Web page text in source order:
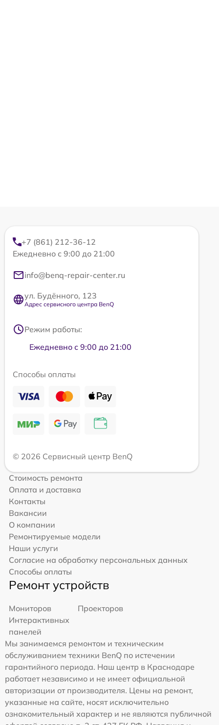
+7 (861) 212-36-12
Ежедневно с 9:00 до 21:00
info@benq-repair-center.ru
ул. Будённого, 123
Адрес сервисного центра BenQ
Режим работы:
Ежедневно с 9:00 до 21:00
Способы оплаты
© 2026 Сервисный центр BenQ
Стоимость ремонта
Оплата и доставка
Контакты
Вакансии
О компании
Ремонтируемые модели
Наши услуги
Согласие на обработку персональных данных
Способы оплаты
Ремонт устройств
Мониторов
Проекторов
Интерактивных
панелей
Мы занимаемся ремонтом и техническим
обслуживанием техники BenQ по истечении
гарантийного периода. Наш центр в Краснодаре
работает независимо и не имеет официальной
авторизации от производителя. Цены на ремонт,
указанные на сайте, носят исключительно
ознакомительный характер и не являются публичной